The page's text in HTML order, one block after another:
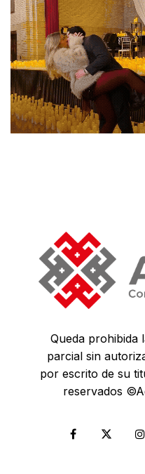
Queda prohibida
parcial sin
por escrito de su
reservados